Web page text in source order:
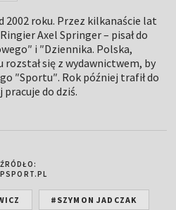
2002 roku. Przez kilkanaście lat
Axel Springer – pisał do
i ″Dziennika. Polska,
rozstał się z wydawnictwem, by
″Sportu″. Rok później trafił do
do dziś.
ŹRÓDŁO:
#SZYMON JADCZAK